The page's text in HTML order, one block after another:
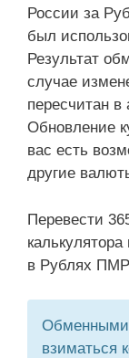
России за
был
Результат
случае
пересчитан
Обновление
вас есть
другие
Перевести
в Рублях
Обменными
взиматься